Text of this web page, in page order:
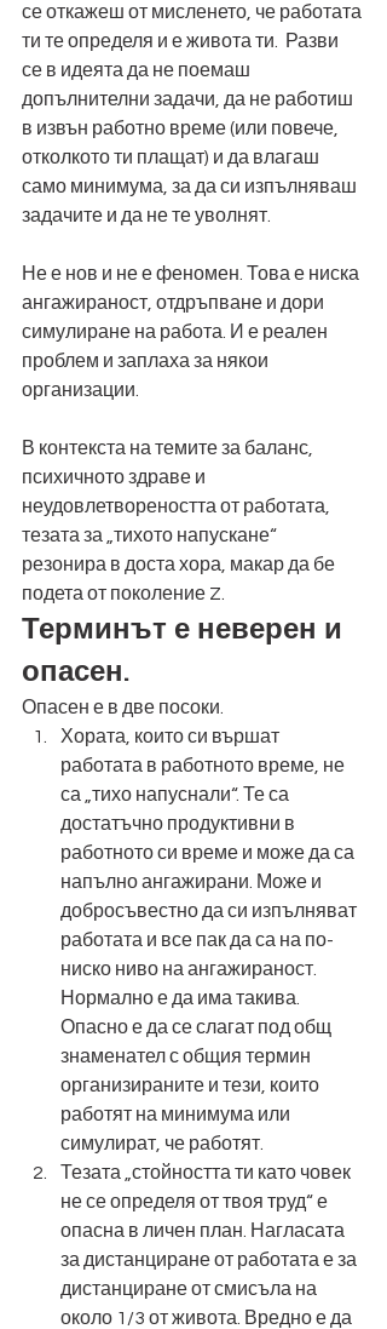
се откажеш от мисленето, че работата
ти те определя и е живота ти.  Разви
се в идеята да не поемаш
допълнителни задачи, да не работиш
в извън работно време (или повече,
отколкото ти плащат) и да влагаш
само минимума, за да си изпълняваш
задачите и да не те уволнят.
Не е нов и не е феномен. Това е ниска
ангажираност, отдръпване и дори
симулиране на работа. И е реален
проблем и заплаха за някои
организации.
В контекста на темите за баланс,
психичното здраве и
неудовлетвореността от работата,
тезата за „тихото напускане“
резонира в доста хора, макар да бе
подета от поколение Z.
Терминът е неверен и
опасен.
Опасен е в две посоки.
Хората, които си вършат
работата в работното време, не
са „тихо напуснали“. Те са
достатъчно продуктивни в
работното си време и може да са
напълно ангажирани. Може и
добросъвестно да си изпълняват
работата и все пак да са на по-
ниско ниво на ангажираност.
Нормално е да има такива.
Опасно е да се слагат под общ
знаменател с общия термин
организираните и тези, които
работят на минимума или
симулират, че работят.
Тезата „стойността ти като човек
не се определя от твоя труд“ е
опасна в личен план. Нагласата
за дистанциране от работата е за
дистанциране от смисъла на
около 1/3 от живота. Вредно е да